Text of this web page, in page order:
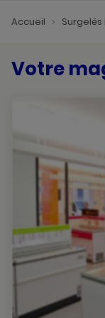
Accueil Surgelés
Votre